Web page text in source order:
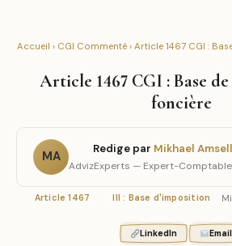
Accueil › CGI Commenté› Article 1467 CGI :
Article 1467 CGI : Base
foncière
MA
Redige par Mikhael
AdvizExperts — Expert-Comptable
Article 1467 III : Base d'imposition
LinkedIn Email